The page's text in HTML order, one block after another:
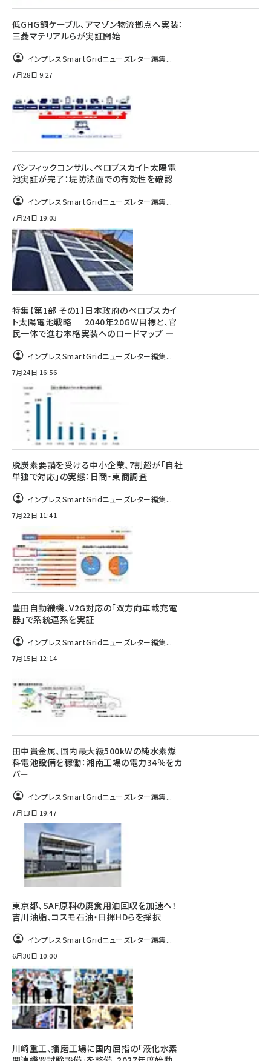
低GHG銅ケーブル、アマゾン物流拠点へ実装：
三菱マテリアルらが実証開始
インプレスSmartGridニューズレター編集...
7月28日 9:27
パシフィックコンサル、ペロブスカイト太陽電
池実証が完了：堤防法面での有効性を確認
インプレスSmartGridニューズレター編集...
7月24日 19:03
特集【第1部 その1】日本政府のペロブスカイ
ト太陽電池戦略 ― 2040年20GW目標と、官
民一体で進む本格実装へのロードマップ ―
インプレスSmartGridニューズレター編集...
7月24日 16:56
脱炭素要請を受ける中小企業、7割超が「自社
単独で対応」の実態：日商・東商調査
インプレスSmartGridニューズレター編集...
7月22日 11:41
豊田自動織機、V2G対応の「双方向車載充電
器」で系統連系を実証
インプレスSmartGridニューズレター編集...
7月15日 12:14
田中貴金属、国内最大級500kWの純水素燃
料電池設備を稼働：湘南工場の電力34％をカ
バー
インプレスSmartGridニューズレター編集...
7月13日 19:47
東京都、SAF原料の廃食用油回収を加速へ！
吉川油脂、コスモ石油・日揮HDらを採択
インプレスSmartGridニューズレター編集...
6月30日 10:00
川崎重工、播磨工場に国内屈指の「液化水素